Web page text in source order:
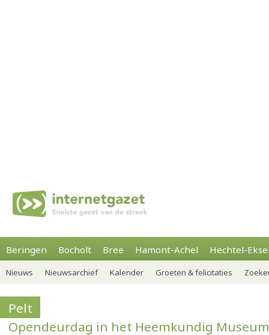
Beringen Bocholt Bree Hamont-Achel Hechtel-
Nieuws Nieuwsarchief Kalender Groeten & felicitaties
Pelt
Opendeurdag in het Heemkundig